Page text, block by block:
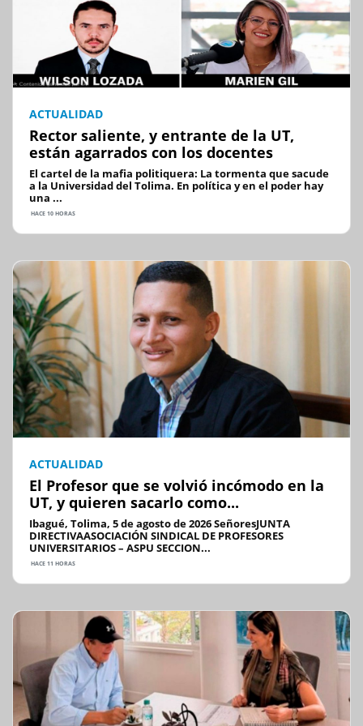
ACTUALIDAD
Rector saliente, y entrante de la UT,
están agarrados con los docentes
El cartel de la mafia politiquera: La tormenta que sacude
a la Universidad del Tolima. En política y en el poder hay
una ...
HACE 10 HORAS
ACTUALIDAD
El Profesor que se volvió incómodo en la
UT, y quieren sacarlo como...
Ibagué, Tolima, 5 de agosto de 2026 SeñoresJUNTA
DIRECTIVAASOCIACIÓN SINDICAL DE PROFESORES
UNIVERSITARIOS – ASPU SECCION...
HACE 11 HORAS